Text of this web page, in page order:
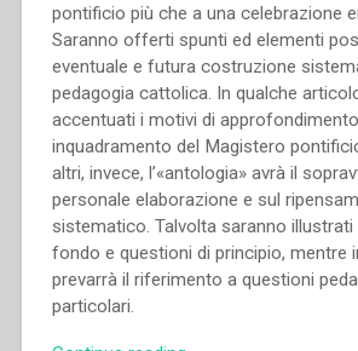
pontificio più che a una celebrazione
Saranno offerti spunti ed elementi
eventuale e futura costruzione
pedagogia cattolica. In qualche
accentuati i motivi di
inquadramento del Magistero
altri, invece, l’«antologia» avrà il
personale elaborazione e sul
sistematico. Talvolta saranno illustrati
fondo e questioni di principio, mentre
prevarrà il riferimento a questioni
particolari.